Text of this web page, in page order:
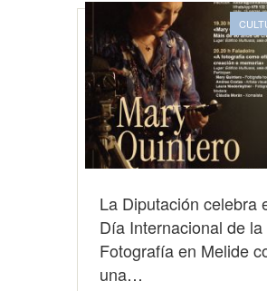
La Diputación celebra
Día Internacional de la
Fotografía en Melide
una…